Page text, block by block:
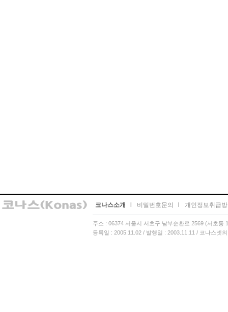
코나스소개 비밀번호문의 개인정보취급
주소 : 06374 서울시 서초구 남부순환로 2569 (서초
등록일 : 2005.11.02 / 발행일 : 2003.11.11 / 코나스넷